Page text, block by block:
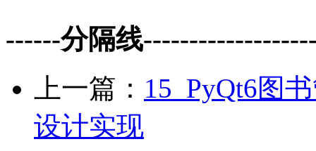
------分隔线
上一篇： 15_PyQt6图
设计实现